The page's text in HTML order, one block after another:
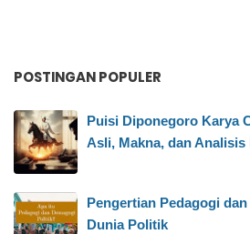
POSTINGAN POPULER
Puisi Diponegoro Karya
Asli, Makna, dan Analisis
Pengertian Pedagogi
Dunia Politik